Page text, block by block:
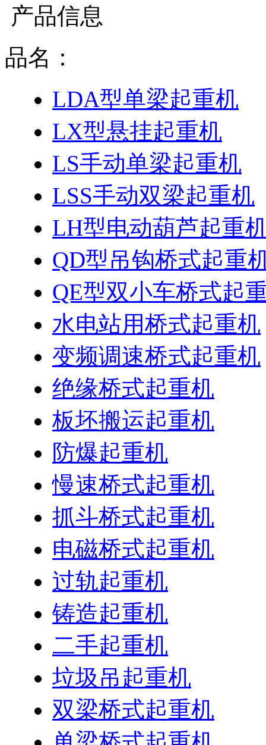
产品信息
品名：
LDA型单梁起重机
LX型悬挂起重机
LS手动单梁起重机
LSS手动双梁起重机
LH型电动葫芦起重
QD型吊钩桥式起重
QE型双小车桥式起
水电站用桥式起重机
变频调速桥式起重机
绝缘桥式起重机
板坯搬运起重机
防爆起重机
慢速桥式起重机
抓斗桥式起重机
电磁桥式起重机
过轨起重机
铸造起重机
二手起重机
垃圾吊起重机
双梁桥式起重机